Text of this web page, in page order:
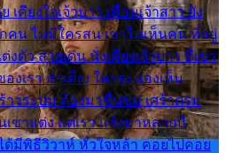
คียงใจเจ้าบ่าว เพื่อนเจ้าสาว ยัง
คน ไม่มีใครสน เขาไม่เห็นคน ที่อยู่
งตัว สวยเด่น นั่งเคียงเจ้าบ่าว ที่เขา
องเรา ลำเค็ญ ใครจะมองเห็น
าวระบม ต้องมาขื่นขม เศร้าตรม
ขาแต่ง แต่เรา แล้งมาหลายปี
ด้มีพิธีวิวาห์ หัวใจหล้า คอยไปคอย